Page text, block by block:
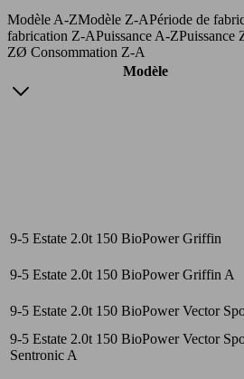
Modèle A-ZModèle Z-APériode de
fabrication Z-APuissance A-ZPuissance
ZØ Consommation Z-A
Modèle
9-5 Estate 2.0t 150 BioPower Griffin
9-5 Estate 2.0t 150 BioPower Griffin A
9-5 Estate 2.0t 150 BioPower Vector
9-5 Estate 2.0t 150 BioPower Vector
Sentronic A